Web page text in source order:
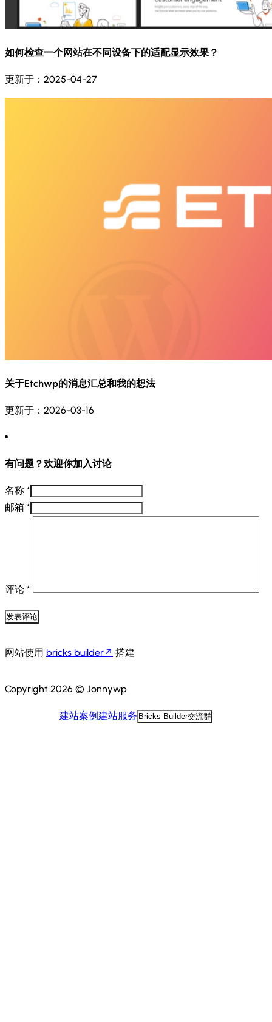
如何检查一个网站在不同设备下的适配显示效果？
更新于：2025-04-27
关于Etchwp的消息汇总和我的想法
更新于：2026-03-16
有问题？欢迎你加入讨论
名称 *
邮箱 *
评论 *
网站使用 bricks builder 搭建
Copyright 2026 © Jonnywp
建站案例建站服务 Bricks Builder交流群